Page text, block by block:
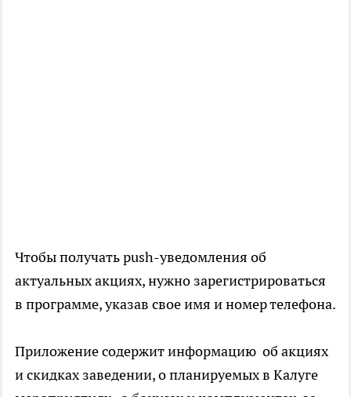
Чтобы получать push-уведомления об
актуальных акциях, нужно зарегистрироваться
в программе, указав свое имя и номер телефона.
Приложение содержит информацию об акциях
и скидках заведении, о планируемых в Калуге